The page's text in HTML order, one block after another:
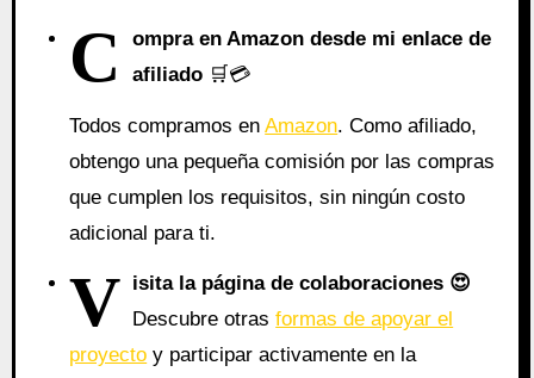
C
ompra en Amazon desde mi enlace de
afiliado 🛒💳
Todos compramos enAmazon. Como afiliado,
obtengo una pequeña comisión por las compras
que cumplen los requisitos, sin ningún costo
adicional para ti.
V isita la página de colaboraciones 😍
Descubre otrasformas de apoyar el
proyecto y participar activamente en la